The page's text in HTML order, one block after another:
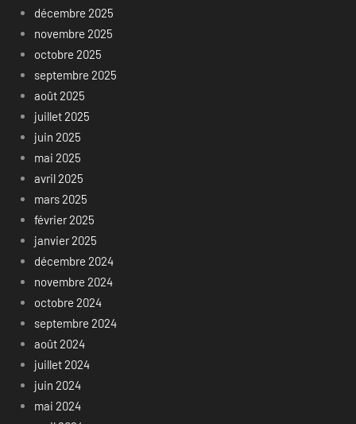
décembre 2025
novembre 2025
octobre 2025
septembre 2025
août 2025
juillet 2025
juin 2025
mai 2025
avril 2025
mars 2025
février 2025
janvier 2025
décembre 2024
novembre 2024
octobre 2024
septembre 2024
août 2024
juillet 2024
juin 2024
mai 2024